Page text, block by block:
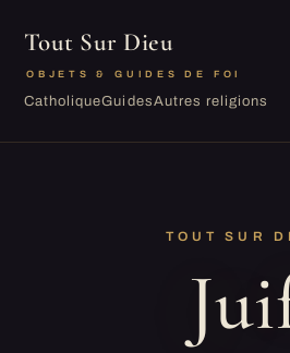
Tout Sur Dieu
OBJETS & GUIDES DE FOI
CatholiqueGuidesAutres religions
TOUT SUR